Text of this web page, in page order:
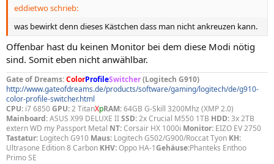
eddietwo schrieb:
was bewirkt denn dieses Kästchen dass man nicht ankreuzen kann.
Offenbar hast du keinen Monitor bei dem diese Modi nötig
sind. Somit eben nicht anwählbar.
Gate of Dreams:ColorProfileSwitcher(Logitech G910)
http://www.gateofdreams.de/products/software/gaming/logitech/de/g910-
color-profile-switcher.html
CPU: i7 6850GPU:2 TitanXpRAM:64GB G-Skill 3200Mhz (XMP 2.0)
Mainboard:ASUS X99 DELUXE IISSD:2x Crucial M550 1TB HDD:3x 2TB
extern WD my Passport Metal NT:Corsair HX 1000i Monitor: EIZO EV 2750
Tastatur: Logitech G910 Maus: Logitech G502/G900/Roccat Tyon KH:
Ultrasone Edition 8 Carbon KHV:Oppo HA-1Gehäuse:Phanteks Enthoo
Primo SE